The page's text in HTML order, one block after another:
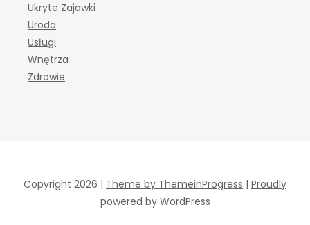
Ukryte Zajawki
Uroda
Usługi
Wnętrza
Zdrowie
Copyright 2026 | Theme by ThemeinProgress | Proudly
powered by WordPress